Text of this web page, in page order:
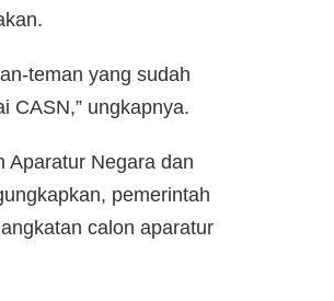
teman yang sudah
CASN,” ungkapnya.
Aparatur Negara dan
pemerintah
calon aparatur